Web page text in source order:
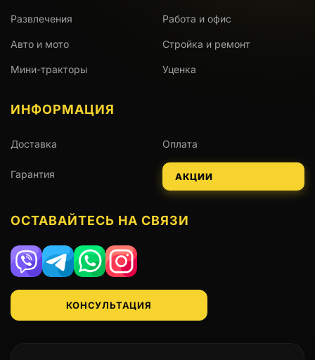
Развлечения Работа и офис
Авто и мото Стройка и ремонт
Мини-тракторы Уценка
ИНФОРМАЦИЯ
Доставка Оплата
Гарантия АКЦИИ
ОСТАВАЙТЕСЬ НА СВЯЗИ
Viber TelegramWhatsAppInstagram
КОНСУЛЬТАЦИЯ